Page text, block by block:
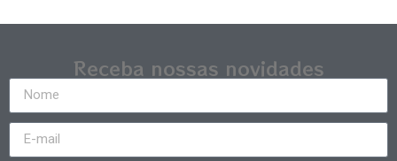
Receba nossas novidades